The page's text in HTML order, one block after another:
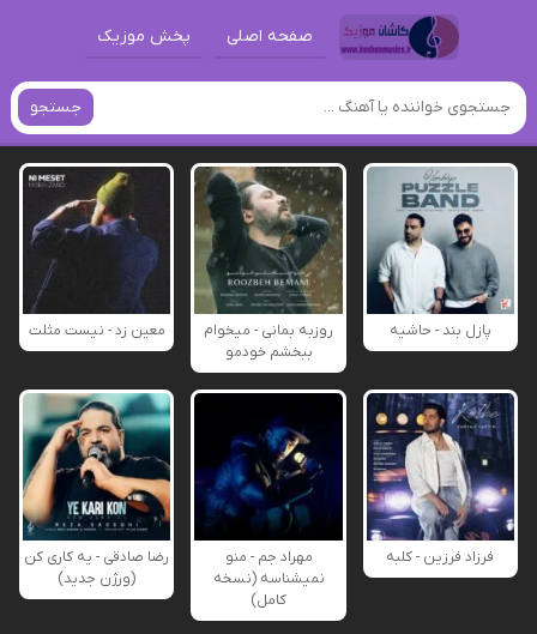
صفحه اصلی پخش موزیک
جستجو
پازل بند - حاشیه
روزبه بمانی - میخوام
ببخشم خودمو
معین زد - نیست مثلت
فرزاد فرزین - کلبه
مهراد جم - منو
نمیشناسه (نسخه
کامل)
رضا صادقی - یه کاری کن
(ورژن جدید)